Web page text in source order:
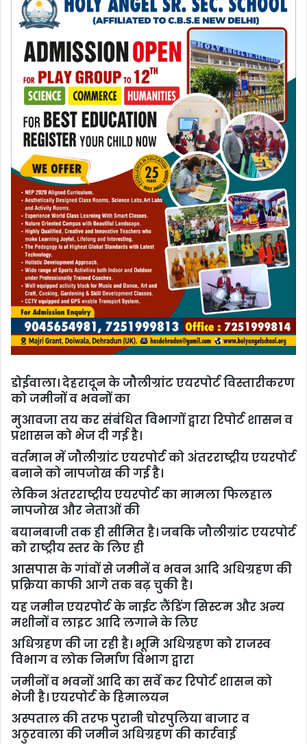
डोईवाला। देहरादून के जौलीग्रांट एयरपोर्ट विस्तारीकरण
को जमीनों व भवनों का
मुआवजा तय कर संबंधित विभागों द्वारा रिपोर्ट शासन व
प्रशासन को भेज दी गई है।
वर्तमान में जौलीग्रांट एयरपोर्ट को अंतरराष्ट्रीय एयरपोर्ट
बनाने को नापजोख की गई है।
लेकिन अंतरराष्ट्रीय एयरपोर्ट का मामला फिलहाल
नापजोख और नेताओं की
बयानबाजी तक ही सीमित है। जबकि जौलीग्रांट एयरपोर्ट
को राष्ट्रीय स्तर के लिए ही
आसपास के गांवों से जमीनें व भवन आदि अधिग्रहण की
प्रक्रिया काफी आगे तक बढ़ चुकी है।
यह जमीन एयरपोर्ट के नाईट लैंडिंग सिस्टम और अन्य
मशीनों व लाइट आदि लगाने के लिए
अधिग्रहण की जा रही है। भूमि अधिग्रहण को राजस्व
विभाग व लोक निर्माण विभाग द्वारा
जमीनों व भवनों आदि का सर्वे कर रिपोर्ट शासन को
भेजी है। एयरपोर्ट के हिमालयन
अस्पताल की तरफ पुरानी चोरपुलिया बाजार व
अठुरवाला की जमीन अधिग्रहण की कार्रवाई